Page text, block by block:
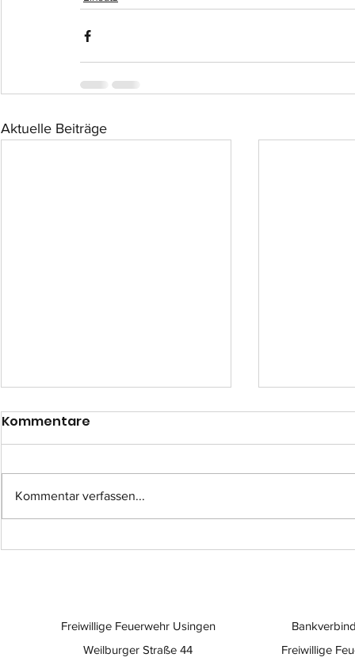
Aktuelle Beiträge
Einsatz-Nr.: 057
Kommentare
Kommentar verfassen...
Freiwillige
Freiwillige Feuerwehr Usingen
Weilburger Straße 44